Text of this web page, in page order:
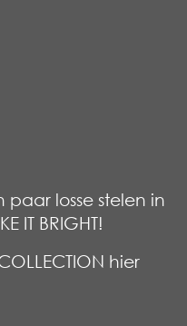
losse stelen in
IT BRIGHT!
hier